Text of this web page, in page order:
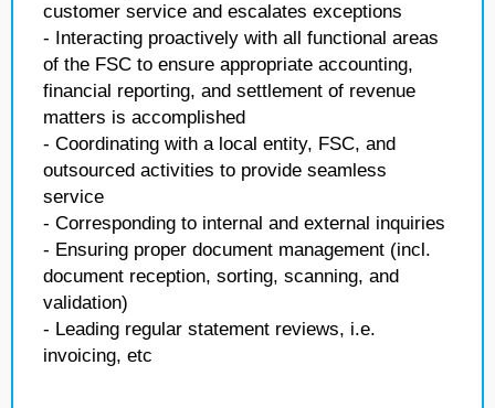
customer service and escalates exceptions
- Interacting proactively with all functional areas
of the FSC to ensure appropriate accounting,
financial reporting, and settlement of revenue
matters is accomplished
- Coordinating with a local entity, FSC, and
outsourced activities to provide seamless
service
- Corresponding to internal and external inquiries
- Ensuring proper document management (incl.
document reception, sorting, scanning, and
validation)
- Leading regular statement reviews, i.e.
invoicing, etc